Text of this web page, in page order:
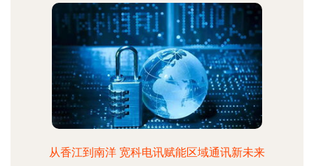
从香江到南洋 宽科电讯赋能区域通讯新未来